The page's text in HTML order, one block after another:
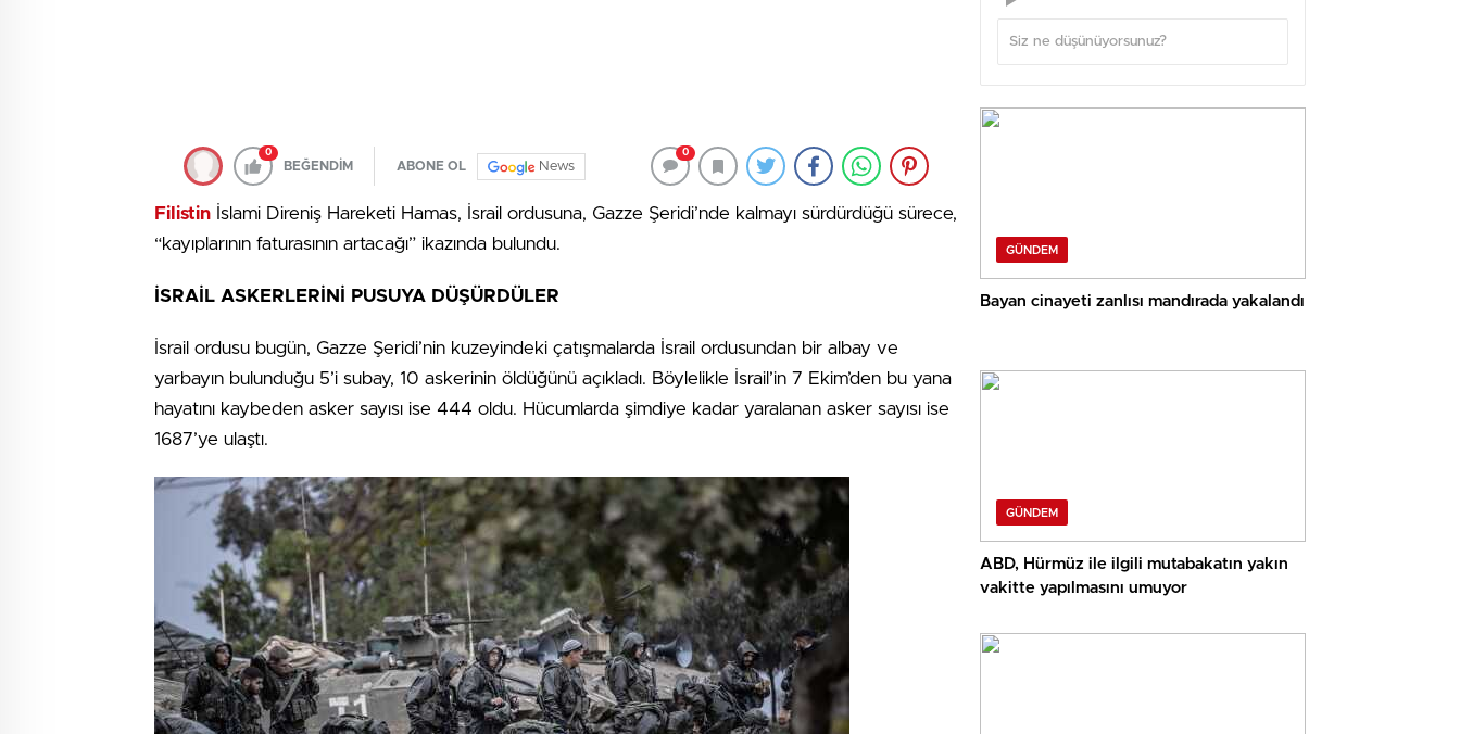
0
BEĞENDİM ABONE OL News
0
Filistin İslami Direniş Hareketi Hamas, İsrail ordusuna, Gazze Şeridi’nde kalmayı sürdürdüğü sürece,
“kayıplarının faturasının artacağı” ikazında bulundu.
İSRAİL ASKERLERİNİ PUSUYA DÜŞÜRDÜLER
İsrail ordusu bugün, Gazze Şeridi’nin kuzeyindeki çatışmalarda İsrail ordusundan bir albay ve
yarbayın bulunduğu 5’i subay, 10 askerinin öldüğünü açıkladı. Böylelikle İsrail’in 7 Ekim’den bu yana
hayatını kaybeden asker sayısı ise 444 oldu. Hücumlarda şimdiye kadar yaralanan asker sayısı ise
1687’ye ulaştı.
GÜNDEM
Bayan cinayeti zanlısı mandırada yakalandı
GÜNDEM
ABD, Hürmüz ile ilgili mutabakatın yakın
vakitte yapılmasını umuyor